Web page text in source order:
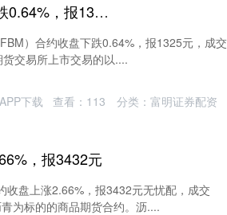
融可赢 6月12日纤维板期货收盘下跌0.64%，报1325元
）合约收盘下跌0.64%，报1325元，成交
交易所上市交易的以....
下载 查看： 113 分类： 富明证券配资
，报3432元
盘上涨2.66%，报3432元无忧配，成交
为标的的商品期货合约。沥....